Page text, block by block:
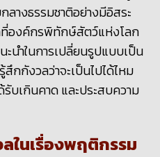
ลางธรรมชาติอย่างมีอิสระ
องค์กรพิทักษ์สัตว์แห่งโลก
ะนำในการเปลี่ยนรูปแบบเป็น
กกังวลว่าจะเป็นไปได้ไหม
บเกินคาด และประสบความ
ในเรื่องพฤติกรรม